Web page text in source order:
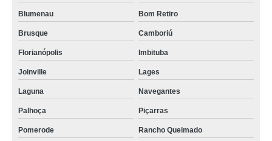
aluguel de poltrona reclinável Piçarras
poltronas para locação Beiramar Norte
aluguel poltrona valor Biguaçu
locação de poltronas para casamento Santinho
preço de locação de poltronas para eventos Cachoeira do Bom Jesus
aluguel de cadeiras poltrona valor Açores
Blumenau Bom Retiro
Brusque Camboriú
Florianópolis Imbituba
Joinville Lages
Laguna Navegantes
Palhoça Piçarras
Pomerode Rancho Queimado